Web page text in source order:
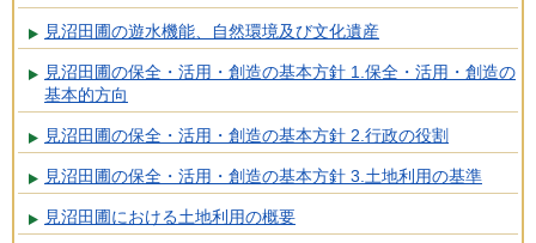
見沼田圃の遊水機能、自然環境及び文化遺産
見沼田圃の保全・活用・創造の基本方針 1.保全・活用・創造の
基本的方向
見沼田圃の保全・活用・創造の基本方針 2.行政の役割
見沼田圃の保全・活用・創造の基本方針 3.土地利用の基準
見沼田圃における土地利用の概要